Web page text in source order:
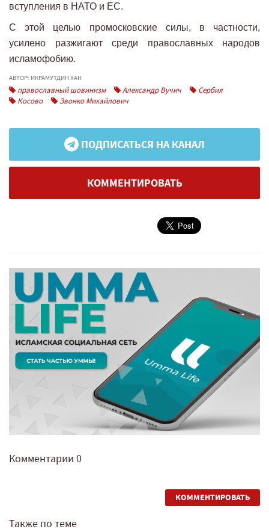
вступления в НАТО и ЕС.
С этой целью промосковские силы, в частности,
усилено разжигают среди православных народов
исламофобию.
АВТОР: ИКРАМУТДИН ХАН
православный шовинизм Александр Вучич
Сербия
Косово
Звонко Михайлович
ПОДПИСАТЬСЯ НА КАНАЛ
КОММЕНТИРОВАТЬ
Комментарии 0
КОММЕНТИРОВАТЬ
Также по теме